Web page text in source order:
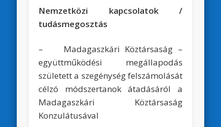
Nemzetközi kapcsolatok /
tudásmegosztás
– Madagaszkári Köztársaság –
együttműködési megállapodás
született a szegénység felszámolását
célzó módszertanok átadásáról a
Madagaszkári Köztársaság
Konzulátusával